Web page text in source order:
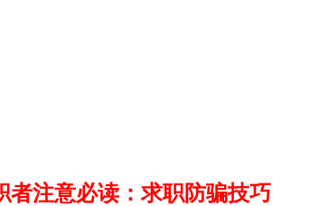
者注意必读：求职防骗技巧